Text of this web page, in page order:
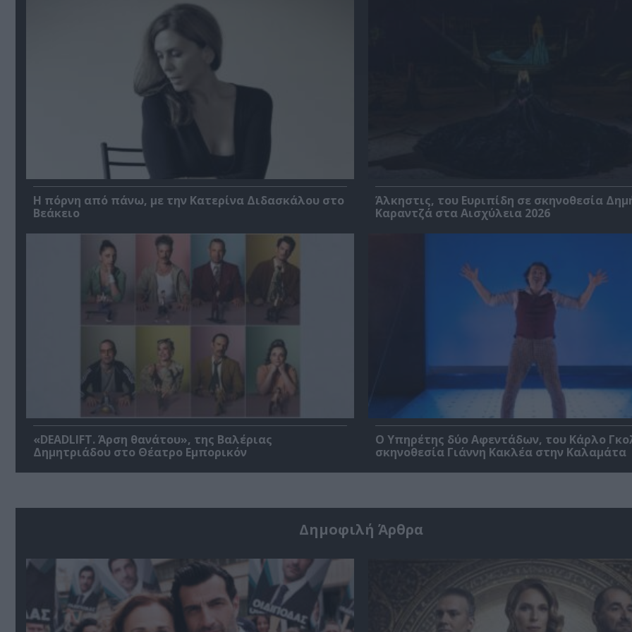
Η πόρνη από πάνω, με την Κατερίνα Διδασκάλου στο
Βεάκειο
Άλκηστις, του Ευριπίδη σε σκηνοθεσία
Καραντζά στα Αισχύλεια 2026
«DEADLIFT. Άρση θανάτου», της Βαλέριας
Δημητριάδου στο Θέατρο Εμπορικόν
Ο Υπηρέτης δύο Αφεντάδων, του Κάρλο
σκηνοθεσία Γιάννη Κακλέα στην Καλαμάτα
Δημοφιλή Άρθρα